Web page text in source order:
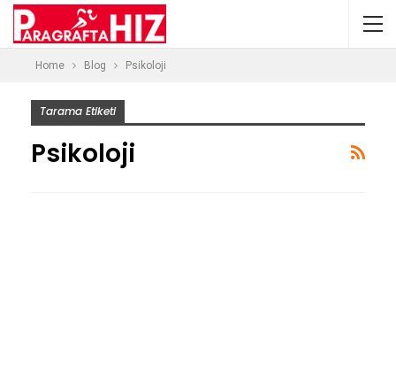
Home Blog Psikoloji
Tarama Etiketi
Psikoloji